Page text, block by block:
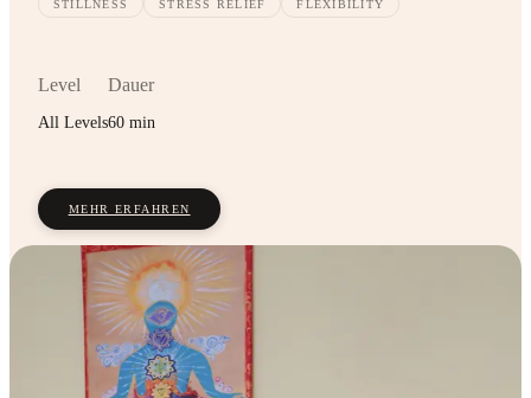
STILLNESS STRESS RELIEF FLEXIBILITY
Level
All Levels
Dauer
60 min
MEHR ERFAHREN